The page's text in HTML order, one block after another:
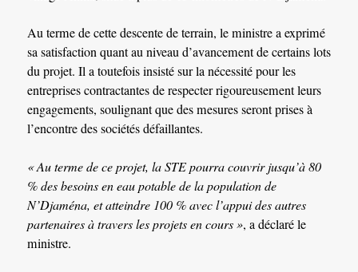
Au terme de cette descente de terrain, le ministre a exprimé
sa satisfaction quant au niveau d’avancement de certains lots
du projet. Il a toutefois insisté sur la nécessité pour les
entreprises contractantes de respecter rigoureusement leurs
engagements, soulignant que des mesures seront prises à
l’encontre des sociétés défaillantes.
« Au terme de ce projet, la STE pourra couvrir jusqu’à 80
% des besoins en eau potable de la population de
N’Djaména, et atteindre 100 % avec l’appui des autres
partenaires à travers les projets en cours », a déclaré le
ministre.